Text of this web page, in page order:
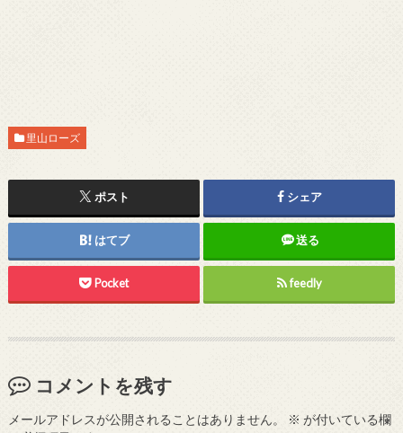
里山ローズ
ポスト シェア
はてブ 送る
Pocket feedly
コメントを残す
メールアドレスが公開されることはありません。 ※ が付いている欄